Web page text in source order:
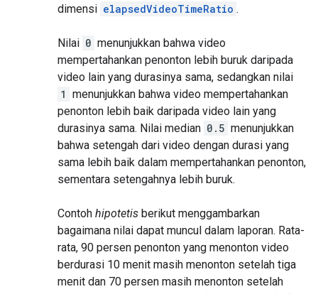
dimensi elapsedVideoTimeRatio .
Nilai 0 menunjukkan bahwa video
mempertahankan penonton lebih buruk daripada
video lain yang durasinya sama, sedangkan nilai
1 menunjukkan bahwa video mempertahankan
penonton lebih baik daripada video lain yang
durasinya sama. Nilai median 0.5 menunjukkan
bahwa setengah dari video dengan durasi yang
sama lebih baik dalam mempertahankan penonton,
sementara setengahnya lebih buruk.
Contoh hipotetis berikut menggambarkan
bagaimana nilai dapat muncul dalam laporan. Rata-
rata, 90 persen penonton yang menonton video
berdurasi 10 menit masih menonton setelah tiga
menit dan 70 persen masih menonton setelah